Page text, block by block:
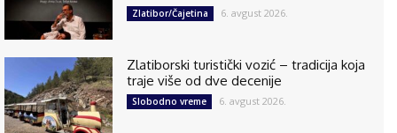
Zlatibor/Čajetina 6. avgust 2026.
Zlatiborski turistički vozić – tradicija koja
traje više od dve decenije
Slobodno vreme 6. avgust 2026.